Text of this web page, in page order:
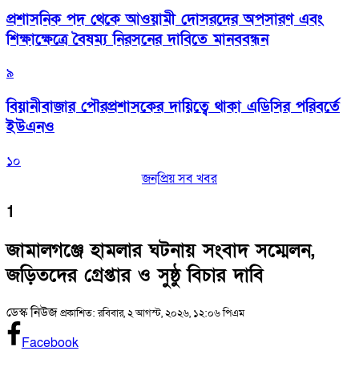
প্রশাসনিক পদ থেকে আওয়ামী দোসরদের অপসারণ এবং
শিক্ষাক্ষেত্রে বৈষম্য নিরসনের দাবিতে মানববন্ধন
৯
বিয়ানীবাজার পৌরপ্রশাসকের দায়িত্বে থাকা এডিসির পরিবর্তে
ইউএনও
১০
জনপ্রিয় সব খবর
1
জামালগঞ্জে হামলার ঘটনায় সংবাদ সম্মেলন,
জড়িতদের গ্রেপ্তার ও সুষ্ঠু বিচার দাবি
ডেস্ক নিউজপ্রকাশিত: রবিবার, ২ আগস্ট, ২০২৬, ১২:০৬ পিএম
Facebook